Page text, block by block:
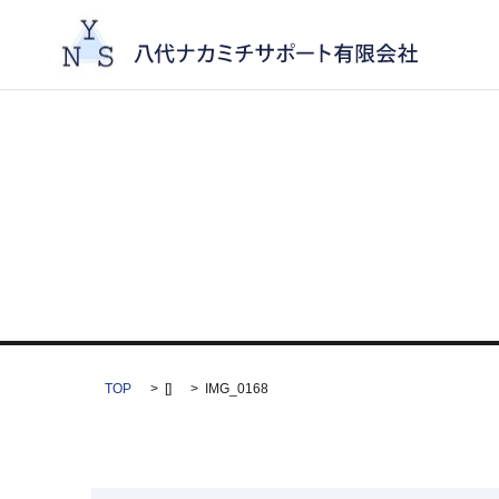
TOP [] IMG_0168